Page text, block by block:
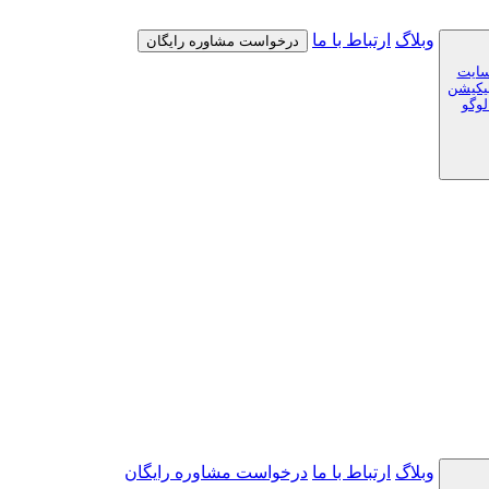
وبلاگ ارتباط با ما درخواست مشاوره رایگان
وبلاگ ارتباط با ما درخواست مشاوره رایگان